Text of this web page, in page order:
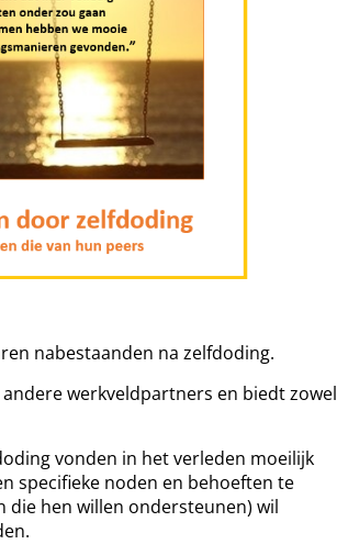
nabestaanden na zelfdoding.
werkveldpartners en biedt zowel
vonden in het verleden moeilijk
specifieke noden en behoeften te
die hen willen ondersteunen) wil